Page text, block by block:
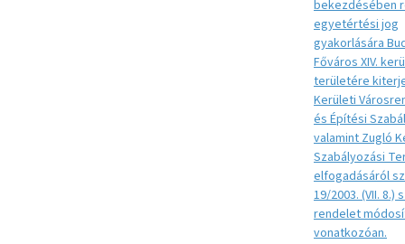
bekezdésében
egyetértési jog
gyakorlására
Főváros XIV.
területére
Kerületi
és Építési
valamint Zugló
Szabályozási
elfogadásáról
19/2003. (VII. 8.)
rendelet
vonatkozóan.